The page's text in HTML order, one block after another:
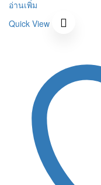
was:
price
240 ฿.50 ฿.
อ่านเพิ่ม
Quick View